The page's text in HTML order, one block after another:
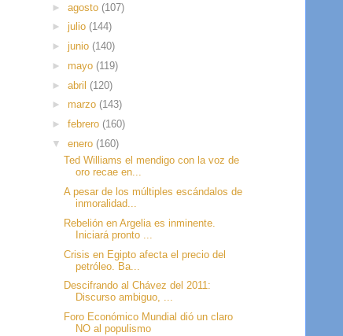
► agosto (107)
► julio (144)
► junio (140)
► mayo (119)
► abril (120)
► marzo (143)
► febrero (160)
▼ enero (160)
Ted Williams el mendigo con la voz de
oro recae en...
A pesar de los múltiples escándalos de
inmoralidad...
Rebelión en Argelia es inminente.
Iniciará pronto ...
Crisis en Egipto afecta el precio del
petróleo. Ba...
Descifrando al Chávez del 2011:
Discurso ambiguo, ...
Foro Económico Mundial dió un claro
NO al populismo